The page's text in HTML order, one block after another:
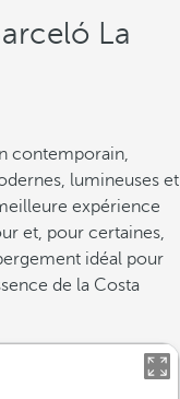
La
contemporain,
lumineuses et
expérience
et, pour certaines,
idéal pour
de la Costa